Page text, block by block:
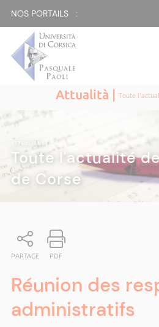
NOS PORTAILS :
Attualità |Toute
ATTUALITÀ|
Toute l'actualité
de Corse
PARTAGE PDF
Réunion des
administratifs